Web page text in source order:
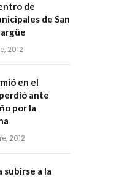
de
de San
2012
en el
ante
por la
2012
subirse a la